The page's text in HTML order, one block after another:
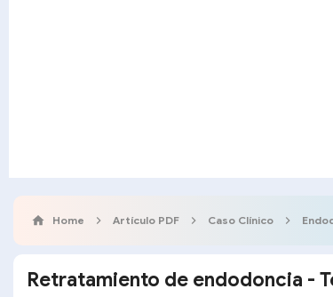
Home Artículo PDF Caso Clínico
Retratamiento de endodoncia -